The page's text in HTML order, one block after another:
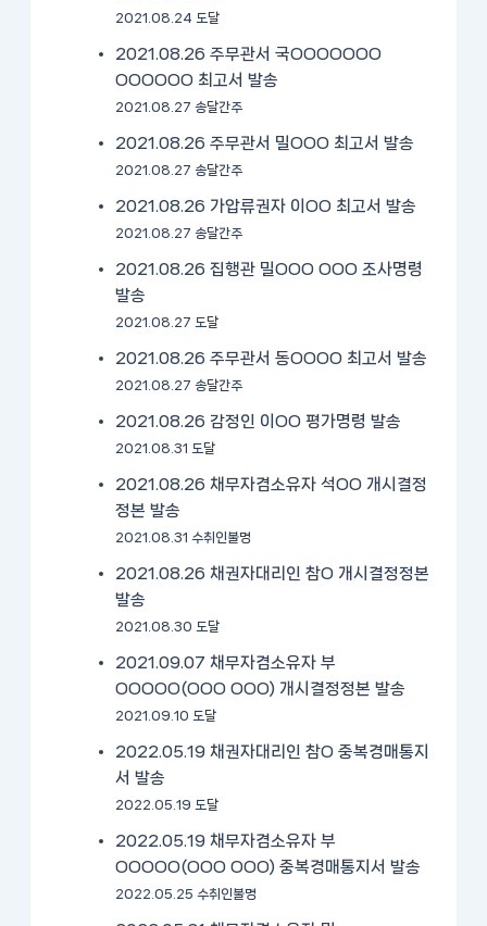
2021.08.24 도달
2021.08.26 주무관서 국OOOOOOO
OOOOOO 최고서 발송
2021.08.27 송달간주
2021.08.26 주무관서 밀OOO 최고서 발송
2021.08.27 송달간주
2021.08.26 가압류권자 이OO 최고서 발송
2021.08.27 송달간주
2021.08.26 집행관 밀OOO OOO 조사명령
발송
2021.08.27 도달
2021.08.26 주무관서 동OOOO 최고서 발송
2021.08.27 송달간주
2021.08.26 감정인 이OO 평가명령 발송
2021.08.31 도달
2021.08.26 채무자겸소유자 석OO 개시결정
정본 발송
2021.08.31 수취인불명
2021.08.26 채권자대리인 참O 개시결정정본
발송
2021.08.30 도달
2021.09.07 채무자겸소유자 부
OOOOO(OOO OOO) 개시결정정본 발송
2021.09.10 도달
2022.05.19 채권자대리인 참O 중복경매통지
서 발송
2022.05.19 도달
2022.05.19 채무자겸소유자 부
OOOOO(OOO OOO) 중복경매통지서 발송
2022.05.25 수취인불명